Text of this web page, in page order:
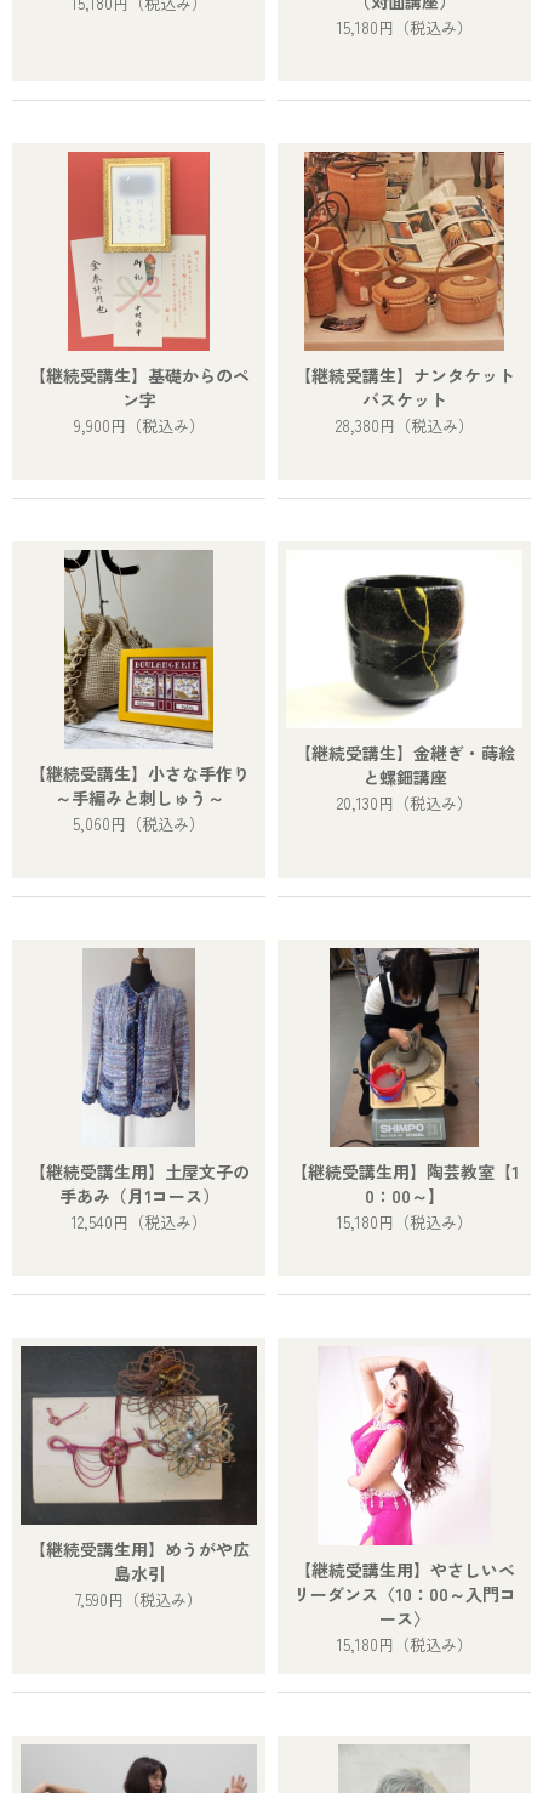
15,180円 （税込み）
【継続受講生】基礎からのペ
ン字
9,900円 （税込み）
【継続受講生】ナンタケット
バスケット
28,380円 （税込み）
【継続受講生】小さな手作り
～手編みと刺しゅう～
5,060円 （税込み）
【継続受講生】金継ぎ・蒔絵
と螺鈿講座
20,130円 （税込み）
【継続受講生用】土屋文子の
手あみ（月1コース）
12,540円 （税込み）
【継続受講生用】陶芸教室【1
0：00～】
15,180円 （税込み）
【継続受講生用】めうがや広
島水引
7,590円 （税込み）
【継続受講生用】やさしいベ
リーダンス〈10：00～入門コ
ース〉
15,180円 （税込み）